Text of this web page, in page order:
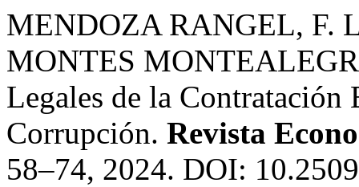
MENDOZA RANGEL, F.
MONTES
Legales de la
Corrupción. Revista
58–74, 2024. DOI: